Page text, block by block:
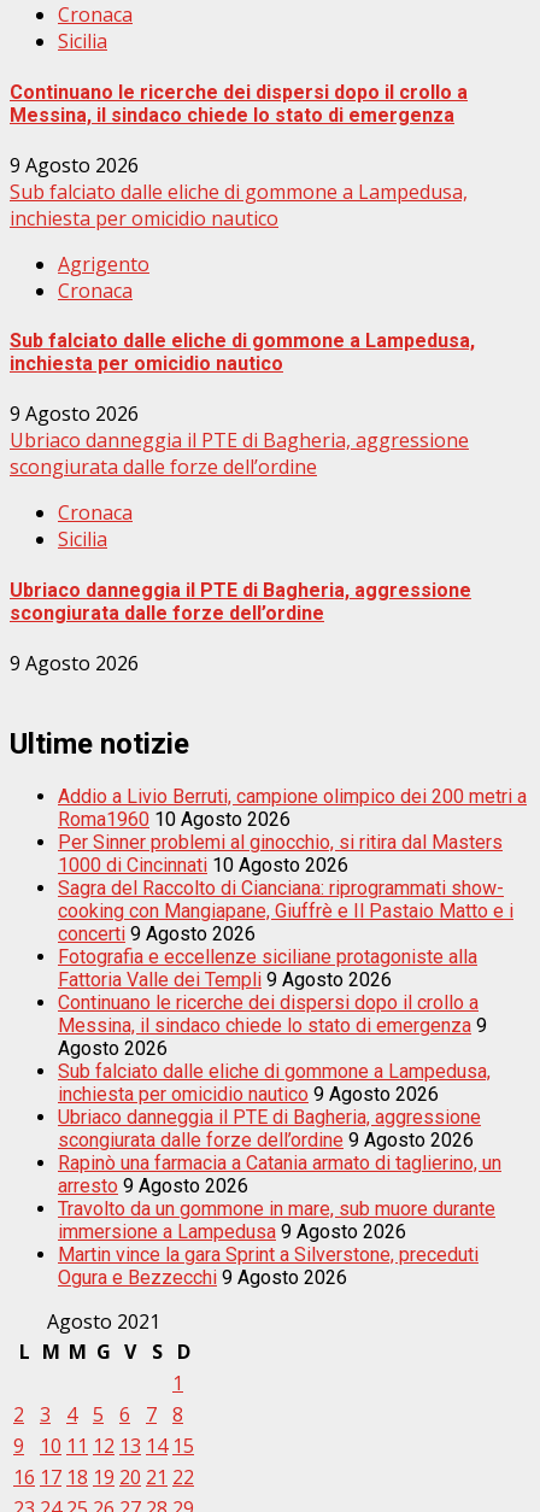
Cronaca
Sicilia
Continuano le ricerche dei dispersi dopo il crollo a
Messina, il sindaco chiede lo stato di emergenza
9 Agosto 2026
Sub falciato dalle eliche di gommone a Lampedusa,
inchiesta per omicidio nautico
Agrigento
Cronaca
Sub falciato dalle eliche di gommone a Lampedusa,
inchiesta per omicidio nautico
9 Agosto 2026
Ubriaco danneggia il PTE di Bagheria, aggressione
scongiurata dalle forze dell’ordine
Cronaca
Sicilia
Ubriaco danneggia il PTE di Bagheria, aggressione
scongiurata dalle forze dell’ordine
9 Agosto 2026
Ultime notizie
Addio a Livio Berruti, campione olimpico dei 200 metri a
Roma1960 10 Agosto 2026
Per Sinner problemi al ginocchio, si ritira dal Masters
1000 di Cincinnati 10 Agosto 2026
Sagra del Raccolto di Cianciana: riprogrammati show-
cooking con Mangiapane, Giuffrè e Il Pastaio Matto e i
concerti 9 Agosto 2026
Fotografia e eccellenze siciliane protagoniste alla
Fattoria Valle dei Templi 9 Agosto 2026
Continuano le ricerche dei dispersi dopo il crollo a
Messina, il sindaco chiede lo stato di emergenza 9
Agosto 2026
Sub falciato dalle eliche di gommone a Lampedusa,
inchiesta per omicidio nautico 9 Agosto 2026
Ubriaco danneggia il PTE di Bagheria, aggressione
scongiurata dalle forze dell’ordine 9 Agosto 2026
Rapinò una farmacia a Catania armato di taglierino, un
arresto 9 Agosto 2026
Travolto da un gommone in mare, sub muore durante
immersione a Lampedusa 9 Agosto 2026
Martin vince la gara Sprint a Silverstone, preceduti
Ogura e Bezzecchi 9 Agosto 2026
Agosto 2021
L M M G V S
D
1
2
3 4 5 6 7 8
9
10 11 12 13 14 15
16 17 18 19 20 21 22